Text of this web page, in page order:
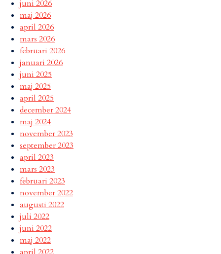
juni 2026
maj 2026
april 2026
mars 2026
februari 2026
januari 2026
juni 2025
maj 2025
april 2025
december 2024
maj 2024
november 2023
september 2023
april 2023
mars 2023
februari 2023
november 2022
augusti 2022
juli 2022
juni 2022
maj 2022